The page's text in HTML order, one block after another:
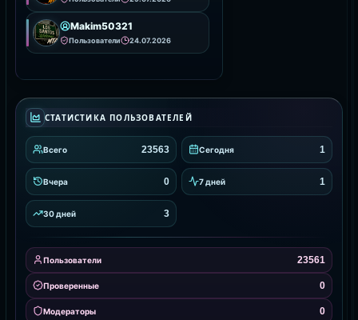
Makim50321
Пользователи 24.07.2026
СТАТИСТИКА ПОЛЬЗОВАТЕЛЕЙ
Всего 23563 Сегодня 1
Вчера 0 7 дней 1
30 дней 3
Пользователи 23561
Проверенные 0
Модераторы 0